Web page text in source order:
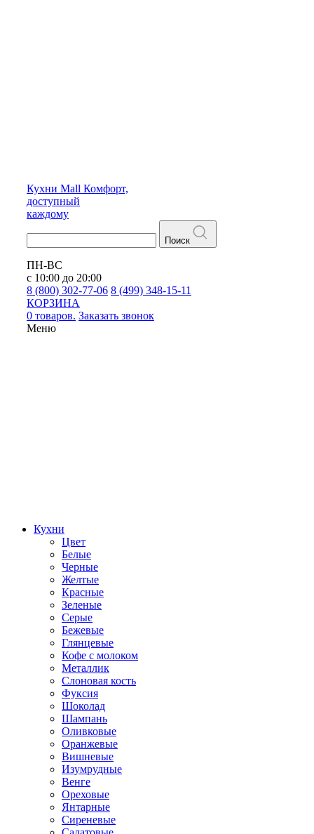
Кухни Mall Комфорт,
доступный
каждому
Поиск
ПН-ВС
с 10:00 до 20:00
8 (800) 302-77-06 8 (499) 348-15-11
КОРЗИНА
0 товаров. Заказать звонок
Меню
Кухни
Цвет
Белые
Черные
Желтые
Красные
Зеленые
Серые
Бежевые
Глянцевые
Кофе с молоком
Металлик
Слоновая кость
Фуксия
Шоколад
Шампань
Оливковые
Оранжевые
Вишневые
Изумрудные
Венге
Ореховые
Янтарные
Сиреневые